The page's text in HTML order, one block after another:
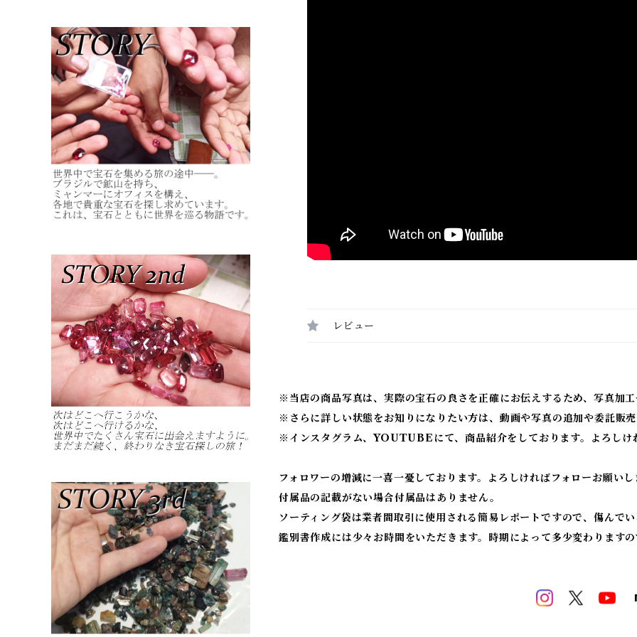
レビュー
※当店の商品写真は、実際の宝石の良さを正確にお伝えするため、写真加
※ さらに詳しい状態をお知りになりたい方は、動画や写真の追加や委託販
※ インスタグラム、YOUTUBEにて、商品紹介をしております。よろしけ
フォロワーの増減に一喜一憂しております。よろしければフォローお願い
付属品の記載がない場合付属品はありません。
ソーティング袋は業者間取引に使用される簡易レポートですので、傷んで
鑑別書作成には少々お時間をいただきます。時期によって多少変わります